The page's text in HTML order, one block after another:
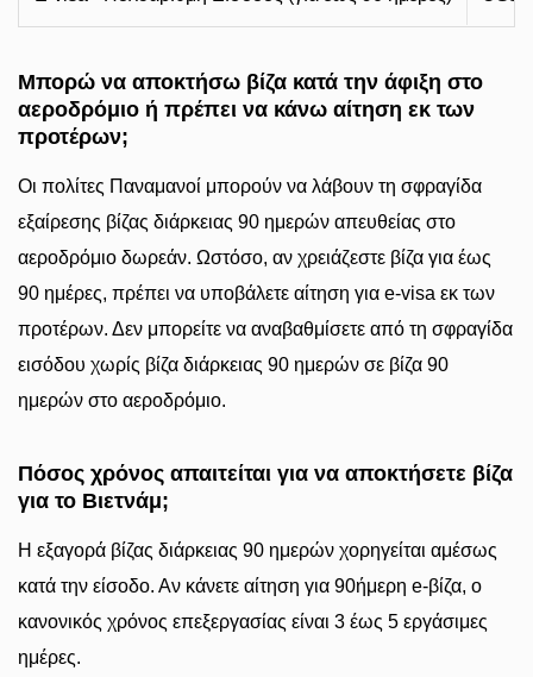
Μπορώ να αποκτήσω βίζα κατά την άφιξη στο
αεροδρόμιο ή πρέπει να κάνω αίτηση εκ των
προτέρων;
Οι πολίτες Παναμανοί μπορούν να λάβουν τη σφραγίδα
εξαίρεσης βίζας διάρκειας 90 ημερών απευθείας στο
αεροδρόμιο δωρεάν. Ωστόσο, αν χρειάζεστε βίζα για έως
90 ημέρες, πρέπει να υποβάλετε αίτηση για e-visa εκ των
προτέρων. Δεν μπορείτε να αναβαθμίσετε από τη σφραγίδα
εισόδου χωρίς βίζα διάρκειας 90 ημερών σε βίζα 90
ημερών στο αεροδρόμιο.
Πόσος χρόνος απαιτείται για να αποκτήσετε βίζα
για το Βιετνάμ;
Η εξαγορά βίζας διάρκειας 90 ημερών χορηγείται αμέσως
κατά την είσοδο. Αν κάνετε αίτηση για 90ήμερη e-βίζα, ο
κανονικός χρόνος επεξεργασίας είναι 3 έως 5 εργάσιμες
ημέρες.